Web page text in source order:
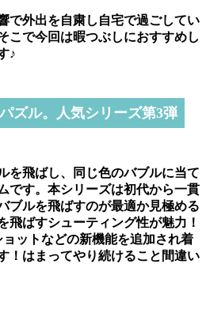
で外出を自粛し自宅で過ごしてい
こで今回は暇つぶしにおすすめし
♪
ズル。人気シリーズ第3弾
を飛ばし、同じ色のバブルに当て
です。本シリーズは初代から一貫
ブルを飛ばすのが最適か見極める
飛ばすシューティング性が魅力！
ットなどの新機能を追加され着
！はまってやり続けること間違い